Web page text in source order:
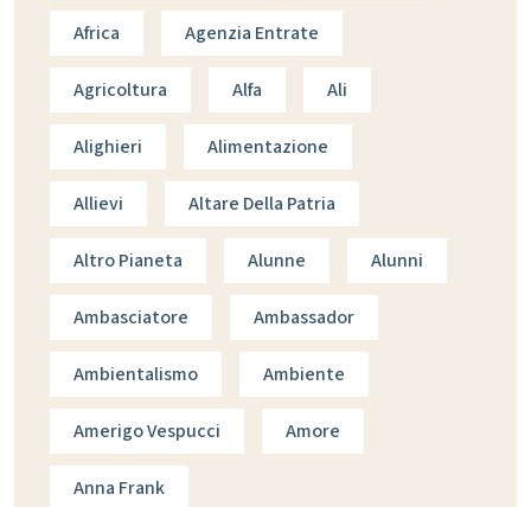
Africa Agenzia Entrate
Agricoltura Alfa Ali
Alighieri Alimentazione
Allievi Altare Della Patria
Altro Pianeta Alunne Alunni
Ambasciatore Ambassador
Ambientalismo Ambiente
Amerigo Vespucci Amore
Anna Frank